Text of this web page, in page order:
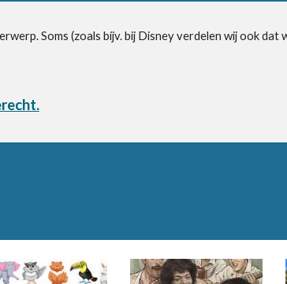
Soms (zoals bijv. bij Disney verdelen wij ook dat